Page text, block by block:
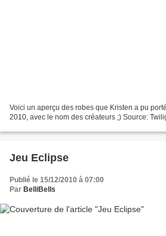
Voici un aperçu des robes que Kristen a pu
2010, avec le nom des créateurs ;) Source:
Jeu Eclipse
Publié le 15/12/2010 à 07:00
Par BelliBells